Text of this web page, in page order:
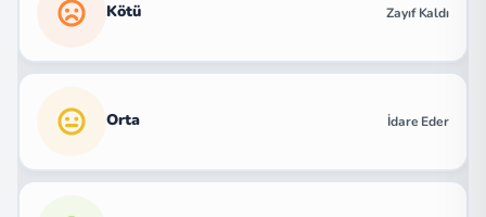
Kötü Zayıf Kaldı
Orta İdare Eder